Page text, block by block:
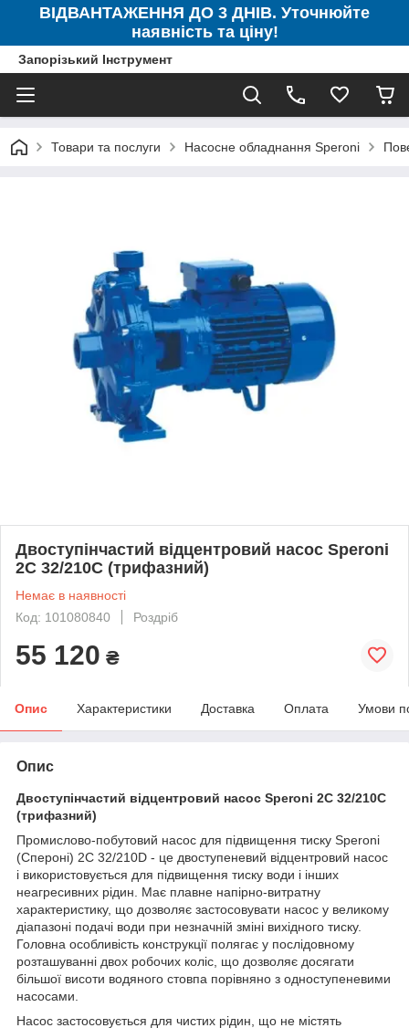
ВІДВАНТАЖЕННЯ ДО 3 ДНІВ. Уточнюйте
наявність та ціну!
Запорізький Інструмент
Товари та послуги Насосне обладнання Speroni
Двоступінчастий відцентровий насос Speroni
2C 32/210C (трифазний)
Немає в наявності
Код: 101080840
Роздріб
55 120 ₴
Опис Характеристики Доставка Оплата Умови
Опис
Двоступінчастий відцентровий насос Speroni 2C 32/210C
(трифазний)
Промислово-побутовий насос для підвищення тиску Speroni
(Спероні) 2C 32/210D - це двоступеневий відцентровий насос
і використовується для підвищення тиску води і інших
неагресивних рідин. Має плавне напірно-витратну
характеристику, що дозволяє застосовувати насос у великому
діапазоні подачі води при незначній зміні вихідного тиску.
Головна особливість конструкції полягає у послідовному
розташуванні двох робочих коліс, що дозволяє досягати
більшої висоти водяного стовпа порівняно з одноступеневими
насосами.
Насос застосовується для чистих рідин, що не містять